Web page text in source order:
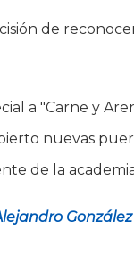
de
a "Carne y
nuevas
de la